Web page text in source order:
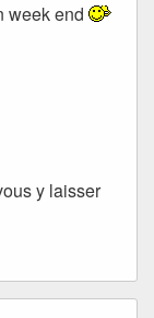
week end
y laisser